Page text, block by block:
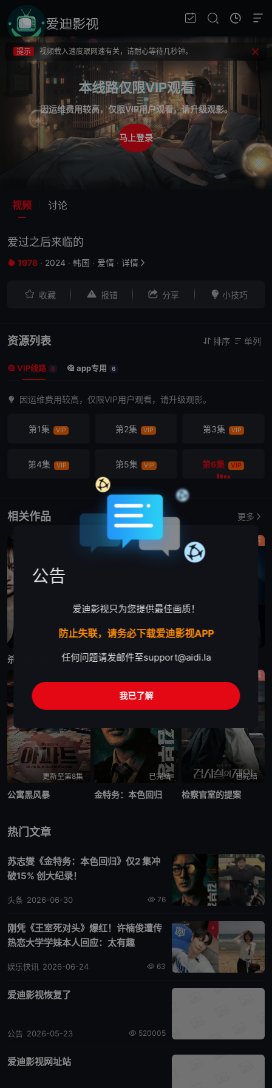
提示
提示
如果无法播放请重新刷新页面，或者切换线路。
提示
视频载入速度跟网速有关，请耐心等待几秒钟。
不要轻易相信视频中的广告，谨防上当受骗!
本线路仅限VIP观看
因运维费用较高，仅限VIP用户观看，请升级观影。
马上登录
视频 讨论
爱过之后来临的
 1978 · 2024 · 韩国 · 爱情 · 详情 
 收藏  报错  分享  小技巧
资源列表  排序  单列
 VIP线路 6  app专用 6
因运维费用较高，仅限VIP用户观看，请升级观影。
第1集 VIP 第2集 VIP 第3集 VIP
第4集 VIP 第5集 VIP 第6集 VIP
相关作品 更多
更新至第6集
杀人者的购物中心2
剧情
已完结
秘密关系
剧情
婚姻之后
更新至第8集
公寓黑风暴
已完结
金特务：本色回归
剧情
已完结
检察官室的提案
热门文章
苏志燮《金特务：本色回归》仅2 集冲
破15% 创大纪录！
76
头条 2026-06-30
刚凭《王室死对头》爆红！许楠俊遭传
热恋大学学妹本人回应：太有趣
63
娱乐快讯 2026-06-24
爱迪影视恢复了
520005
公告 2026-05-23
爱迪影视网址站
公告
爱迪影视只为您提供最佳画质！
防止失联，请务必下载爱迪影视APP
任何问题请发邮件至support@aidi.la
我已了解